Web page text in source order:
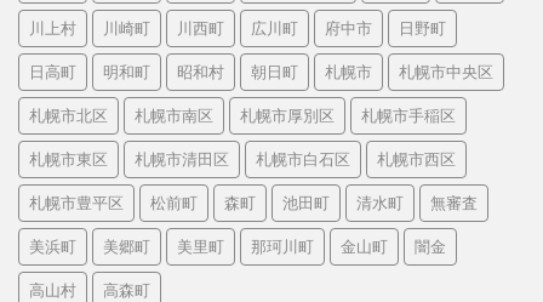
川上村 川崎町 川西町 広川町 府中市 日野町
日高町 明和町 昭和村 朝日町 札幌市 札幌市中央区
札幌市北区 札幌市南区 札幌市厚別区 札幌市手稲区
札幌市東区 札幌市清田区 札幌市白石区 札幌市西区
札幌市豊平区 松前町 森町 池田町 清水町 無審査
美浜町 美郷町 美里町 那珂川町 金山町 闇金
高山村 高森町